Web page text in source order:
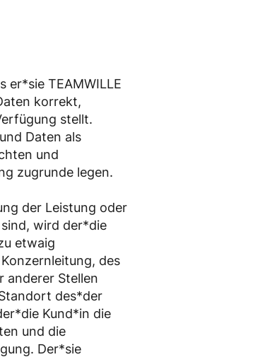
er*sie TEAMWILLE
korrekt,
stellt.
Daten als
und
zugrunde legen.
der Leistung oder
wird der*die
etwaig
des
anderer Stellen
des*der
Kund*in die
und die
Der*sie